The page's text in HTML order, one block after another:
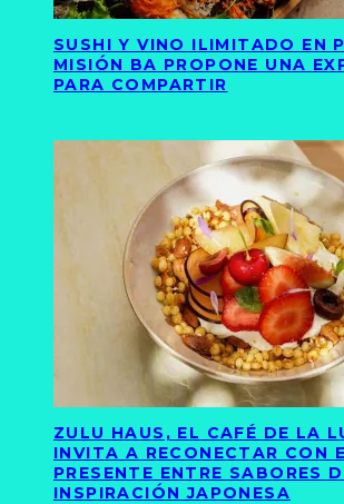
SUSHI Y VINO ILIMITADO EN
MISIÓN BA PROPONE UNA
PARA COMPARTIR
ZULU HAUS, EL CAFÉ DE LA
INVITA A RECONECTAR CON
PRESENTE ENTRE SABORES
INSPIRACIÓN JAPONESA